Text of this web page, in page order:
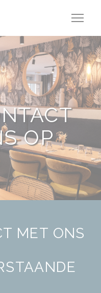
OP
MET ONS